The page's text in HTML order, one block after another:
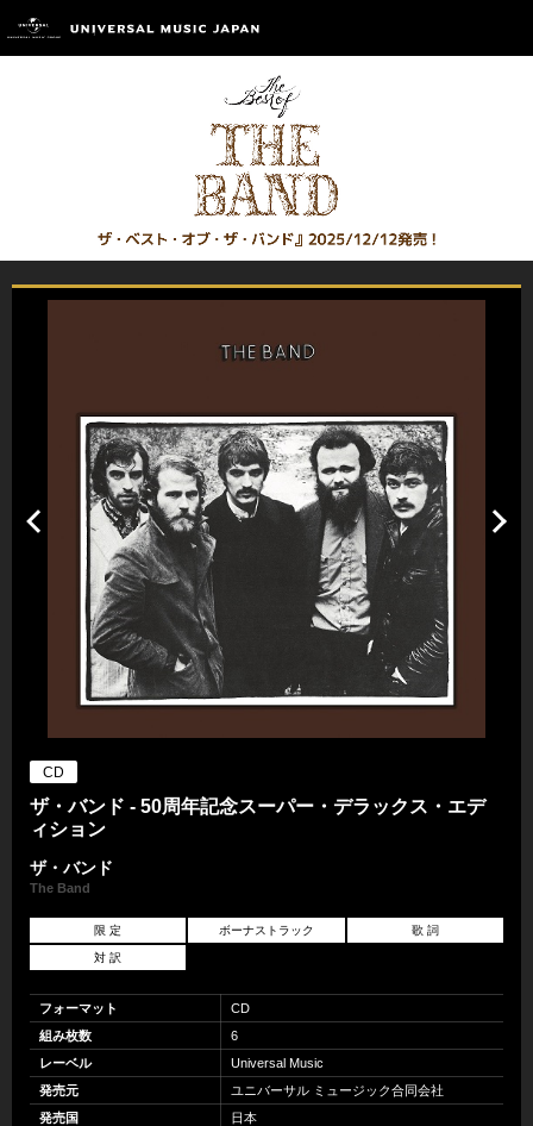
CD
ザ・バンド - 50周年記念スーパー・デラックス・エデ
ィション
ザ・バンド
The Band
限 定 ボーナストラック 歌 詞
対 訳
フォーマット
CD
組み枚数
6
レーベル
Universal Music
発売元
ユニバーサル ミュージック合同会社
発売国
日本